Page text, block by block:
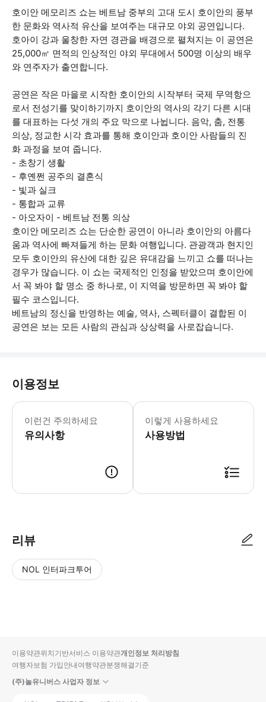
호이안 메모리즈 쇼는 베트남 중부의 고대 도시 호이안의 풍부
한 문화와 역사적 유산을 보여주는 대규모 야외 공연입니다.
호아이 강과 울창한 자연 경관을 배경으로 펼쳐지는 이 공연은
25,000㎡ 면적의 인상적인 야외 무대에서 500명 이상의 배우
와 연주자가 출연합니다.
공연은 작은 마을로 시작한 호이안의 시작부터 국제 무역항으
로서 전성기를 맞이하기까지 호이안의 역사의 각기 다른 시대
를 대표하는 다섯 개의 주요 막으로 나뉩니다. 음악, 춤, 전통
의상, 정교한 시각 효과를 통해 호이안과 호이안 사람들의 진
화 과정을 보여 줍니다.
- 초창기 생활
- 후옌쩐 공주의 결혼식
- 빛과 실크
- 통합과 교류
- 아오자이 - 베트남 전통 의상
호이안 메모리즈 쇼는 단순한 공연이 아니라 호이안의 아름다
움과 역사에 빠져들게 하는 문화 여행입니다. 관광객과 현지인
모두 호이안의 유산에 대한 깊은 유대감을 느끼고 쇼를 떠나는
경우가 많습니다. 이 쇼는 국제적인 인정을 받았으며 호이안에
서 꼭 봐야 할 명소 중 하나로, 이 지역을 방문하면 꼭 봐야 할
필수 코스입니다.
베트남의 정신을 반영하는 예술, 역사, 스펙터클이 결합된 이
공연은 보는 모든 사람의 관심과 상상력을 사로잡습니다.
이용정보
이런건 주의하세요
유의사항
이 공연은 야외 공연이므로 일기 예보
이렇게 사용하세요
사용방법
리뷰
NOL 인터파크투어
입니
다.
순
상
이용약관위치기반서비스 이용약관개인정보 처리방침
여행자보험 가입안내여행약관분쟁해결기준
(주)놀유니버스 사업자 정보